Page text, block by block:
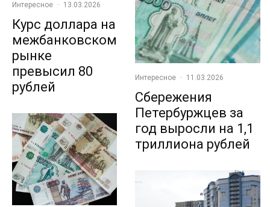
Интересное · 13.03.2026
Курс доллара на
межбанковском
рынке
превысил 80
рублей
Интересное · 11.03.2026
Сбережения
Петербуржцев за
год выросли на 1,1
триллиона рублей